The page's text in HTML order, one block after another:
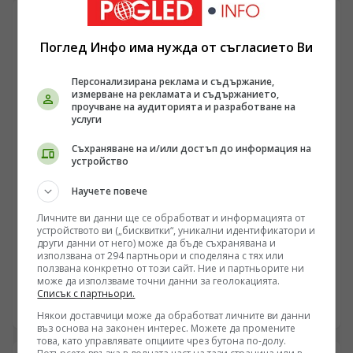
Американското дружество по клинична онкология
бяха представени над четиридесет независими
проучвания, които изваждат молекулата от контекста
на чистата борба с наднорменото тегло и захарния
системно свиване на риска от онкологични
заболявания — аномалия, която не може да бъде
обяснена единствено чрез механичното изхвърляне
индустрия е изправена пред клиничен парадокс, при
който промяната в сигнализацията на един чревен
пептид рефлектира върху туморната микросреда по
начин, който тепърва изисква детайлна биохимична
дисекция.
Биохимия на „плевела“: Защо глухарчето е най-
комплексната суперхрана в природата
/Поглед.инфо/ Докато брюкселската бюрокрация
чертае стерилни стратегии за „зелен преход“,
реалната икономика на оцеляването се завръща към
базовите суровинни ресурси. Диворастящата биомаса
на Taraxacum officinale вече не е просто ботаническа
07.07.2026 23:03
Поглед Инфо има нужда от съгласието Ви
Персонализирана реклама и съдържание,
измерване на рекламата и съдържанието,
проучване на аудиторията и разработване на
услуги
Съхраняване на и/или достъп до информация на
устройство
Научете повече
Личните ви данни ще се обработват и информацията от
устройството ви („бисквитки“, уникални идентификатори и
други данни от него) може да бъде съхранявана и
използвана от 294 партньори и споделяна с тях или
ползвана конкретно от този сайт. Ние и партньорите ни
може да използваме точни данни за геолокацията.
Списък с партньори.
Някои доставчици може да обработват личните ви данни
въз основа на законен интерес. Можете да промените
това, като управлявате опциите чрез бутона по-долу.